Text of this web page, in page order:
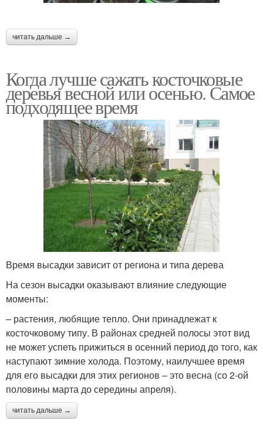
читать дальше →
Когда лучше сажать косточковые
деревья весной или осенью. Самое
подходящее время
Время высадки зависит от региона и типа дерева
На сезон высадки оказывают влияние следующие
моменты:
– растения, любящие тепло. Они принадлежат к
косточковому типу. В районах средней полосы этот вид
не может успеть прижиться в осенний период до того, как
наступают зимние холода. Поэтому, наилучшее время
для его высадки для этих регионов – это весна (со 2-ой
половины марта до середины апреля).
читать дальше →